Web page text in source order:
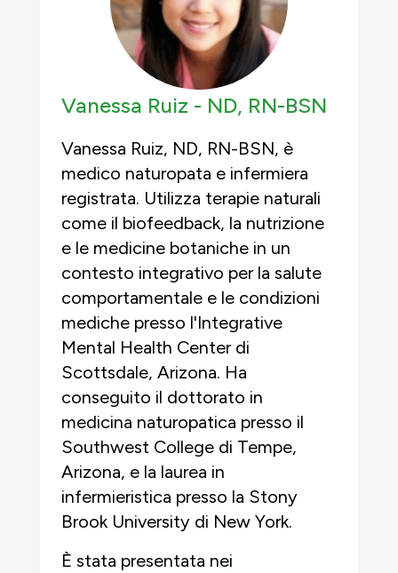
Vanessa Ruiz - ND, RN-BSN
Vanessa Ruiz, ND, RN-BSN, è
medico naturopata e infermiera
registrata. Utilizza terapie naturali
come il biofeedback, la nutrizione
e le medicine botaniche in un
contesto integrativo per la salute
comportamentale e le condizioni
mediche presso l'Integrative
Mental Health Center di
Scottsdale, Arizona. Ha
conseguito il dottorato in
medicina naturopatica presso il
Southwest College di Tempe,
Arizona, e la laurea in
infermieristica presso la Stony
Brook University di New York.
È stata presentata nei